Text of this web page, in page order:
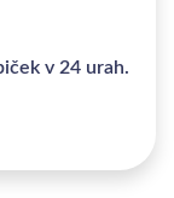
v 24 urah.